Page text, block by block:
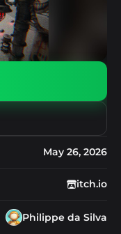
May 26, 2026
itch.io
Philippe da Silva